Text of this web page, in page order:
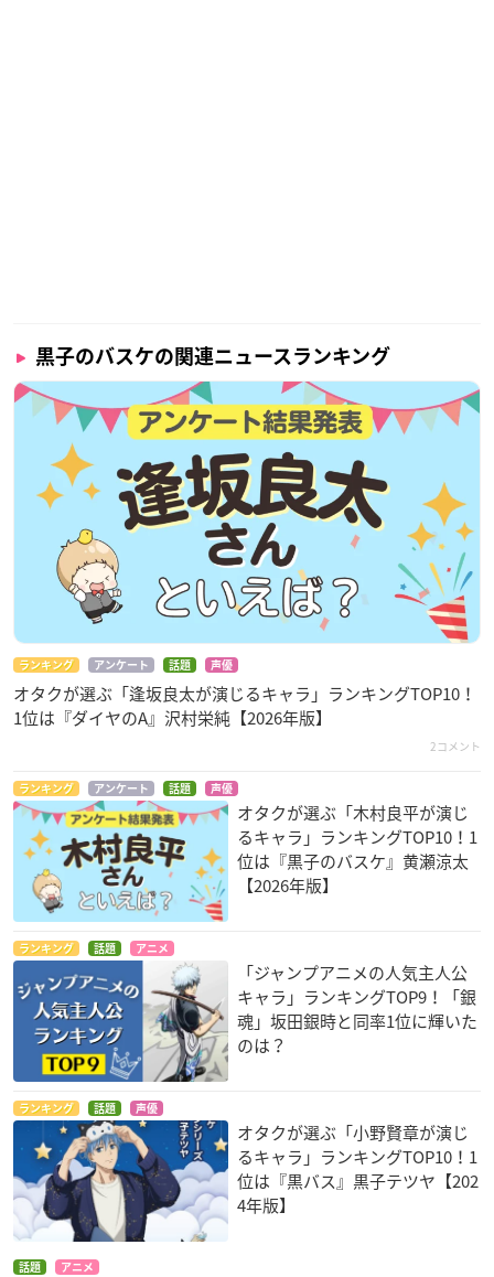
黒子のバスケの関連ニュースランキング
ランキング アンケート 話題 声優
オタクが選ぶ「逢坂良太が演じるキャラ」ランキングTOP10！
1位は『ダイヤのA』沢村栄純【2026年版】
2コメント
ランキング アンケート 話題 声優
オタクが選ぶ「木村良平が演じ
るキャラ」ランキングTOP10！1
位は『黒子のバスケ』黄瀬涼太
【2026年版】
ランキング 話題 アニメ
「ジャンプアニメの人気主人公
キャラ」ランキングTOP9！「銀
魂」坂田銀時と同率1位に輝いた
のは？
ランキング 話題 声優
オタクが選ぶ「小野賢章が演じ
るキャラ」ランキングTOP10！1
位は『黒バス』黒子テツヤ【202
4年版】
話題 アニメ